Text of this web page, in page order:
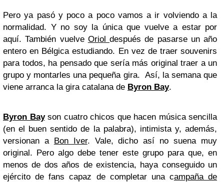
Pero ya pasó y poco a poco vamos a ir volviendo a la
normalidad. Y no soy la única que vuelve a estar por
aquí. También vuelve Oriol después de pasarse un año
entero en Bélgica estudiando. En vez de traer souvenirs
para todos, ha pensado que sería más original traer a un
grupo y montarles una pequeña gira. Así, la semana que
viene arranca la gira catalana de Byron Bay.
Byron Bayson cuatro chicos que hacen música sencilla
(en el buen sentido de la palabra), intimista y, además,
versionan a Bon Iver. Vale, dicho así no suena muy
original. Pero algo debe tener este grupo para que, en
menos de dos años de existencia, haya conseguido un
ejército de fans capaz de completar una campaña de